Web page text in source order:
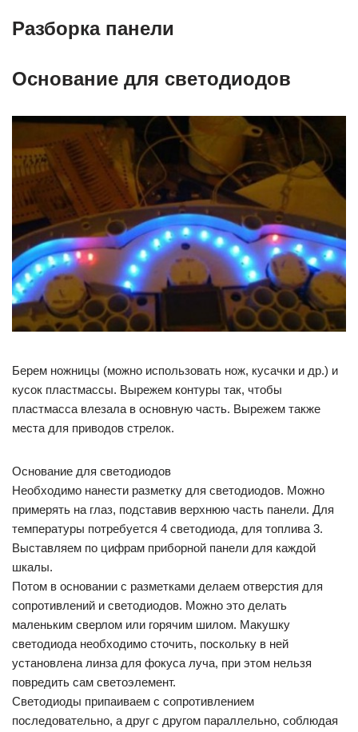
Разборка панели
Основание для светодиодов
Берем ножницы (можно использовать нож, кусачки и др.) и
кусок пластмассы. Вырежем контуры так, чтобы
пластмасса влезала в основную часть. Вырежем также
места для приводов стрелок.
Основание для светодиодов
Необходимо нанести разметку для светодиодов. Можно
примерять на глаз, подставив верхнюю часть панели. Для
температуры потребуется 4 светодиода, для топлива 3.
Выставляем по цифрам приборной панели для каждой
шкалы.
Потом в основании с разметками делаем отверстия для
сопротивлений и светодиодов. Можно это делать
маленьким сверлом или горячим шилом. Макушку
светодиода необходимо сточить, поскольку в ней
установлена линза для фокуса луча, при этом нельзя
повредить сам светоэлемент.
Светодиоды припаиваем с сопротивлением
последовательно, а друг с другом параллельно, соблюдая